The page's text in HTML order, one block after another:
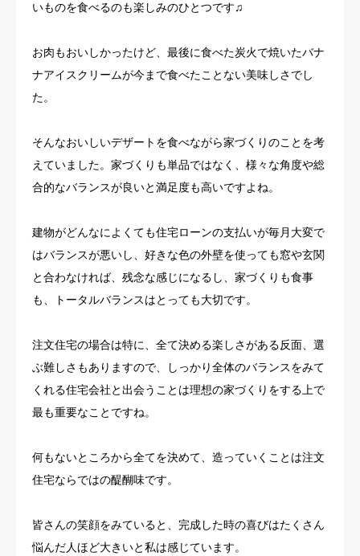
いものを食べるのも楽しみのひとつです♫
お肉もおいしかったけど、最後に食べた炭火で焼いたバナ
ナアイスクリームが今まで食べたことない美味しさでし
た。
そんなおいしいデザートを食べながら家づくりのことを考
えていました。家づくりも単品ではなく、様々な角度や総
合的なバランスが良いと満足度も高いですよね。
建物がどんなによくても住宅ローンの支払いが毎月大変で
はバランスが悪いし、好きな色の外壁を使っても窓や玄関
と合わなければ、残念な感じになるし、家づくりも食事
も、トータルバランスはとっても大切です。
注文住宅の場合は特に、全て決める楽しさがある反面、選
ぶ難しさもありますので、しっかり全体のバランスをみて
くれる住宅会社と出会うことは理想の家づくりをする上で
最も重要なことですね。
何もないところから全てを決めて、造っていくことは注文
住宅ならではの醍醐味です。
皆さんの笑顔をみていると、完成した時の喜びはたくさん
悩んだ人ほど大きいと私は感じています。